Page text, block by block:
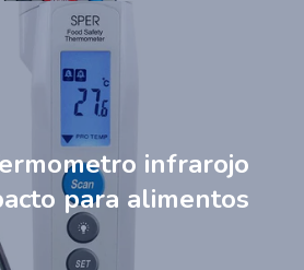
infrarojo
para alimentos